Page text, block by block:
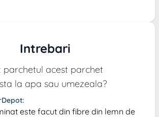
Intrebari
parchetul acest parchet
la apa sau umezeala?
este facut din fibre din lemn de